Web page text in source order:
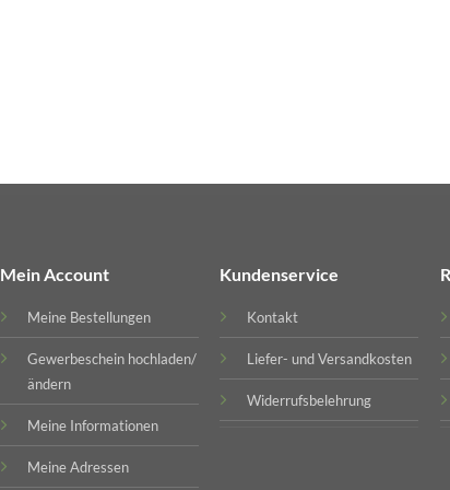
Mein Account
Meine Bestellungen
Gewerbeschein hochladen/
ändern
Meine Informationen
Meine Adressen
Kundenservice
Kontakt
Liefer- und Versandkosten
Widerrufsbelehrung